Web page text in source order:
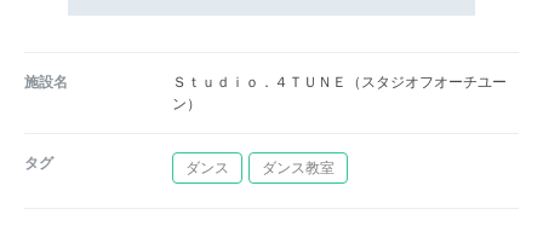
施設名
Ｓｔｕｄｉｏ．４ＴＵＮＥ（スタジオフオーチユー
ン）
タグ ダンス ダンス教室